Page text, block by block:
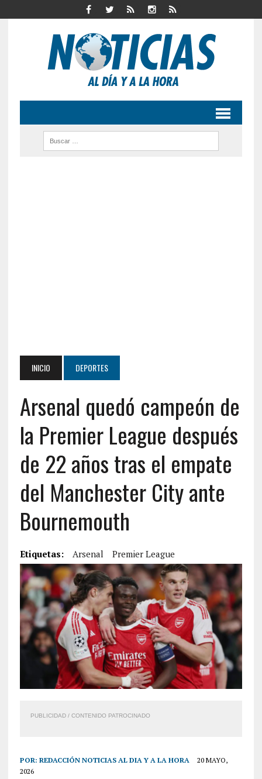
INICIO DEPORTES
Arsenal quedó campeón de
la Premier League después
de 22 años tras el empate
del Manchester City ante
Bournemouth
Etiquetas: Arsenal Premier League
PUBLICIDAD / CONTENIDO PATROCINADO
POR: REDACCIÓN NOTICIAS AL DIA Y A LA HORA
20 MAYO,
2026